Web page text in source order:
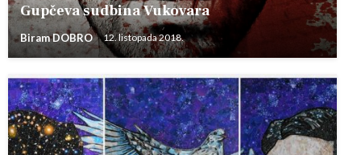
Gupčeva sudbina Vukovara
Biram DOBRO 12. listopada 2018.